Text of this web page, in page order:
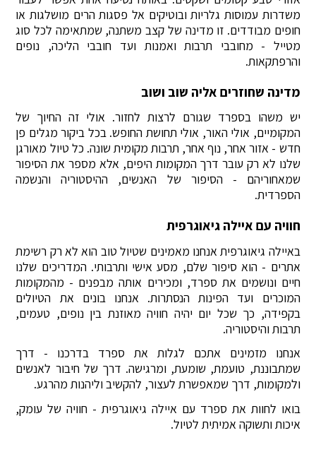
משדרות עמוסות גלריות ובוטיקים אל פסגות הרים מושלגות או
חופים מבודדים. זו מדינה של קצב משתנה, שמתאימה לכל סוג
מטייל - מחובבי תרבות ואמנות ועד חובבי הליכה, נופים
והרפתקאות.
מדינה שחוזרים אליה שוב ושוב
יש משהו בספרד שגורם לרצות לחזור. אולי זה החיוך של
המקומיים, אולי האור, אולי תחושת החופש. בכל ביקור מגלים פן
חדש - אזור אחר, נוף אחר, תרבות מקומית שונה. כל טיול מאורגן
שלנו לא רק עובר דרך המקומות היפים, אלא מספר את הסיפור
שמאחוריהם - הסיפור של האנשים, ההיסטוריה והנשמה
הספרדית.
חוויה עם איילה גיאוגרפית
באיילה גיאוגרפית אנחנו מאמינים שטיול טוב הוא לא רק רשימת
אתרים - הוא סיפור שלם, מסע אישי ותרבותי. המדריכים שלנו
חיים ונושמים את ספרד, ומכירים אותה מבפנים - מהמקומות
המוכרים ועד הפינות הנסתרות. אנחנו בונים את הטיולים
בקפידה, כך שכל יום יהיה חוויה מאוזנת בין נופים, טעמים,
תרבות והיסטוריה.
אנחנו מזמינים אתכם לגלות את ספרד בדרכנו - דרך
שמתבוננת, טועמת, שומעת, ומרגישה. דרך של חיבור לאנשים
ולמקומות, דרך שמאפשרת לעצור, להקשיב וליהנות מהרגע.
בואו לחוות את ספרד עם איילה גיאוגרפית - חוויה של עומק,
איכות ותשוקה אמיתית לטיול.